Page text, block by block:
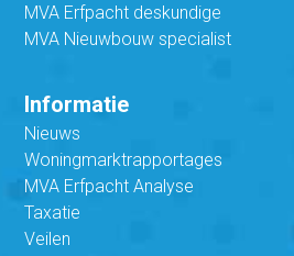
MVA Erfpacht deskundige
MVA Nieuwbouw specialist
Informatie
Nieuws
Woningmarktrapportages
MVA Erfpacht Analyse
Taxatie
Veilen